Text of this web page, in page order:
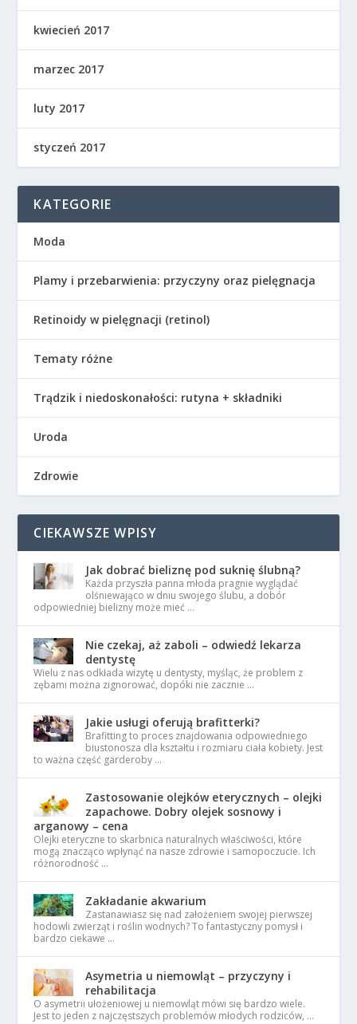
kwiecień 2017
marzec 2017
luty 2017
styczeń 2017
KATEGORIE
Moda
Plamy i przebarwienia: przyczyny oraz pielęgnacja
Retinoidy w pielęgnacji (retinol)
Tematy różne
Trądzik i niedoskonałości: rutyna + składniki
Uroda
Zdrowie
CIEKAWSZE WPISY
Jak dobrać bieliznę pod suknię ślubną?
Każda przyszła panna młoda pragnie wyglądać
olśniewająco w dniu swojego ślubu, a dobór
odpowiedniej bielizny może mieć …
Nie czekaj, aż zaboli – odwiedź lekarza
dentystę
Wielu z nas odkłada wizytę u dentysty, myśląc, że problem z
zębami można zignorować, dopóki nie zacznie …
Jakie usługi oferują brafitterki?
Brafitting to proces znajdowania odpowiedniego
biustonosza dla kształtu i rozmiaru ciała kobiety. Jest
to ważna część garderoby …
Zastosowanie olejków eterycznych – olejki
zapachowe. Dobry olejek sosnowy i
arganowy – cena
Olejki eteryczne to skarbnica naturalnych właściwości, które
mogą znacząco wpłynąć na nasze zdrowie i samopoczucie. Ich
różnorodność …
Zakładanie akwarium
Zastanawiasz się nad założeniem swojej pierwszej
hodowli zwierząt i roślin wodnych? To fantastyczny pomysł i
bardzo ciekawe …
Asymetria u niemowląt – przyczyny i
rehabilitacja
O asymetrii ułożeniowej u niemowląt mówi się bardzo wiele.
Jest to jeden z najczęstszych problemów młodych rodziców, …